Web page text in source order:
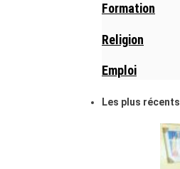
Formation
Religion
Emploi
Les plus récents